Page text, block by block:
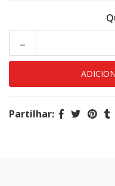
-
Partilhar: